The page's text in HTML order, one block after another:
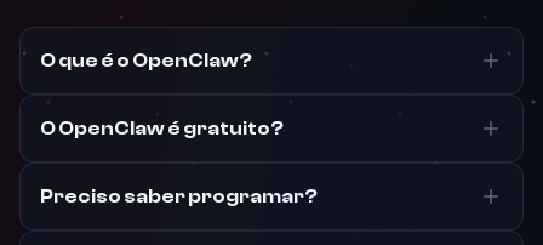
O que é o OpenClaw?
O OpenClaw é gratuito?
Preciso saber programar?